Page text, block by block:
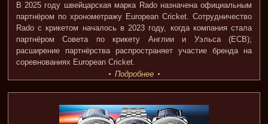
В 2025 году швейцарская марка Rado назначена официальным
партнёром по хронометражу European Cricket. Сотрудничество
Rado с крикетом началось в 2023 году, когда компания стала
партнёром Совета по крикету Англии и Уэльса (ECB);
расширение партнёрства распространяет участие бренда на
соревнованиях European Cricket.
Подробнее